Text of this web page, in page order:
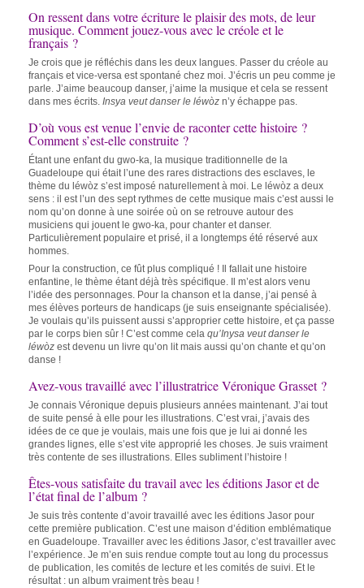
On ressent dans votre écriture le plaisir des mots, de leur
musique. Comment jouez-vous avec le créole et le
français ?
Je crois que je réfléchis dans les deux langues. Passer du créole au
français et vice-versa est spontané chez moi. J’écris un peu comme je
parle. J’aime beaucoup danser, j’aime la musique et cela se ressent
dans mes écrits. Insya veut danser le léwòz n’y échappe pas.
D’où vous est venue l’envie de raconter cette histoire ?
Comment s’est-elle construite ?
Étant une enfant du gwo-ka, la musique traditionnelle de la
Guadeloupe qui était l’une des rares distractions des esclaves, le
thème du léwòz s’est imposé naturellement à moi. Le léwòz a deux
sens : il est l’un des sept rythmes de cette musique mais c’est aussi le
nom qu’on donne à une soirée où on se retrouve autour des
musiciens qui jouent le gwo-ka, pour chanter et danser.
Particulièrement populaire et prisé, il a longtemps été réservé aux
hommes.
Pour la construction, ce fût plus compliqué ! Il fallait une histoire
enfantine, le thème étant déjà très spécifique. Il m’est alors venu
l’idée des personnages. Pour la chanson et la danse, j’ai pensé à
mes élèves porteurs de handicaps (je suis enseignante spécialisée).
Je voulais qu’ils puissent aussi s’approprier cette histoire, et ça passe
par le corps bien sûr ! C’est comme cela qu’Inysa veut danser le
léwòz est devenu un livre qu’on lit mais aussi qu’on chante et qu’on
danse !
Avez-vous travaillé avec l’illustratrice Véronique Grasset ?
Je connais Véronique depuis plusieurs années maintenant. J’ai tout
de suite pensé à elle pour les illustrations. C’est vrai, j’avais des
idées de ce que je voulais, mais une fois que je lui ai donné les
grandes lignes, elle s’est vite approprié les choses. Je suis vraiment
très contente de ses illustrations. Elles subliment l’histoire !
Êtes-vous satisfaite du travail avec les éditions Jasor et de
l’état final de l’album ?
Je suis très contente d’avoir travaillé avec les éditions Jasor pour
cette première publication. C’est une maison d’édition emblématique
en Guadeloupe. Travailler avec les éditions Jasor, c’est travailler avec
l’expérience. Je m’en suis rendue compte tout au long du processus
de publication, les comités de lecture et les comités de suivi. Et le
résultat : un album vraiment très beau !